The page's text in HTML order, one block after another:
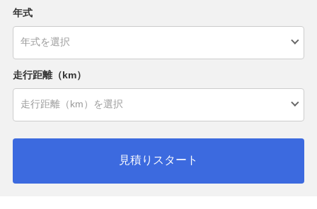
年式
走行距離（km）
見積りスタート